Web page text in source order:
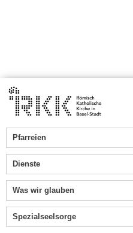
Pfarreien
Dienste
Was wir glauben
Spezialseelsorge